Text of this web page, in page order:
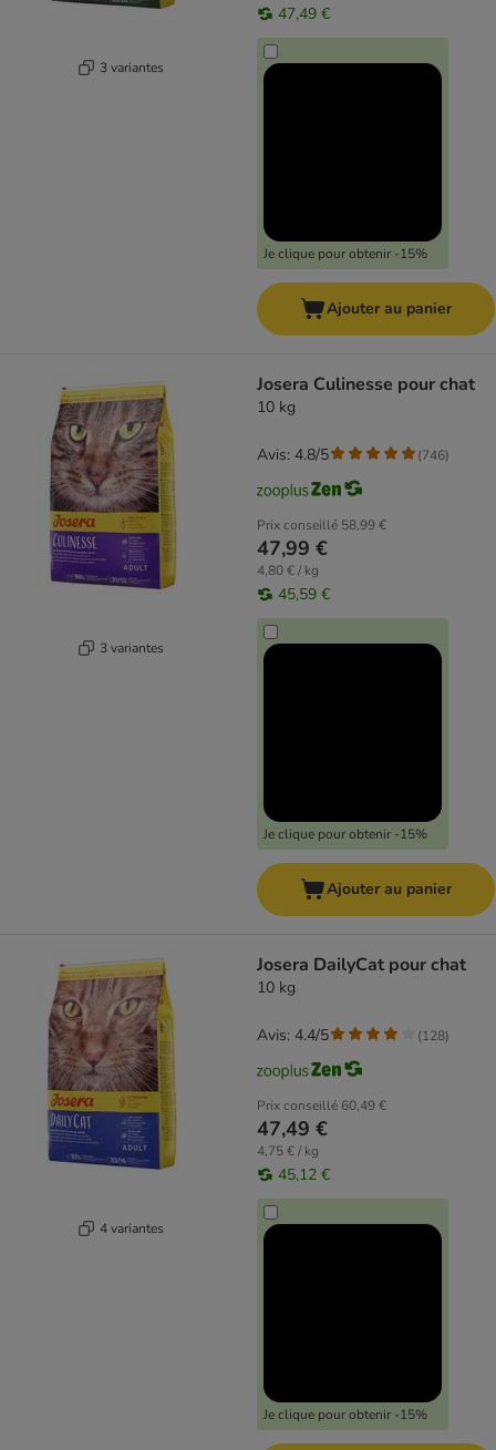
3 variantes
47,49 €
Je clique pour obtenir -15%
Ajouter au panier
3 variantes
Josera Culinesse pour chat
10 kg
Prix conseillé 58,99 €
47,99 €
4,80 € / kg
45,59 €
Je clique pour obtenir -15%
Avis: 4.8/5 (746)
Ajouter au panier
4 variantes
Josera DailyCat pour chat
10 kg
Prix conseillé 60,49 €
47,49 €
4,75 € / kg
45,12 €
Je clique pour obtenir -15%
Avis: 4.4/5 (128)